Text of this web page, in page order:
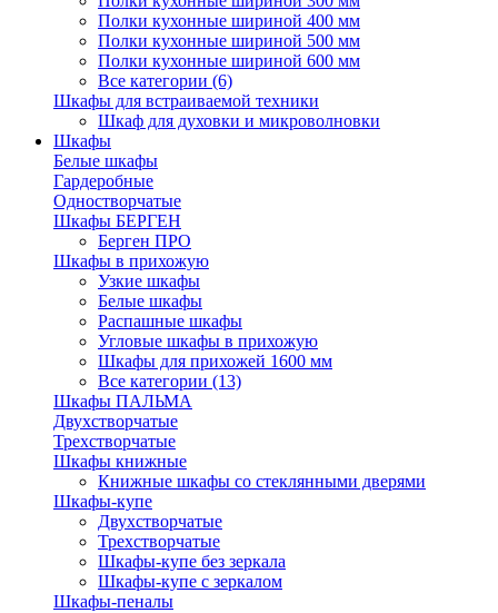
Полки кухонные шириной 400 мм
Полки кухонные шириной 500 мм
Полки кухонные шириной 600 мм
Все категории (6)
Шкафы для встраиваемой техники
Шкаф для духовки и микроволновки
Шкафы
Белые шкафы
Гардеробные
Одностворчатые
Шкафы БЕРГЕН
Берген ПРО
Шкафы в прихожую
Узкие шкафы
Белые шкафы
Распашные шкафы
Угловые шкафы в прихожую
Шкафы для прихожей 1600 мм
Все категории (13)
Шкафы ПАЛЬМА
Двухстворчатые
Трехстворчатые
Шкафы книжные
Книжные шкафы со стеклянными дверями
Шкафы-купе
Двухстворчатые
Трехстворчатые
Шкафы-купе без зеркала
Шкафы-купе с зеркалом
Шкафы-пеналы